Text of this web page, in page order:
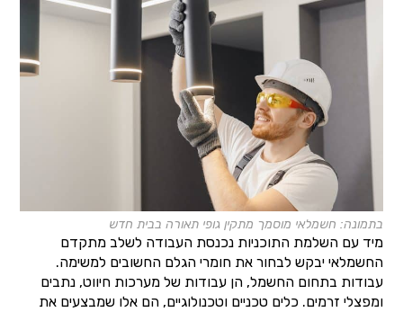
בתמונה: חשמלאי מוסמך מתקין גופי תאורה בבית חדש
מיד עם השלמת התוכניות נכנסת העבודה לשלב מתקדם
החשמלאי יבקש לבחור את חומרי הגלם החשובים למשימה.
עבודות בתחום החשמל, הן עבודות של מערכות חיווט, נתבים
ומפצלי זרמים. כלים טכניים וטכנולוגיים, הם אלו שמבצעים את